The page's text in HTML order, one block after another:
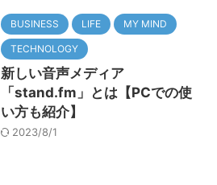
BUSINESS LIFE MY MIND
TECHNOLOGY
新しい音声メディア
「stand.fm」とは【PCでの使
い方も紹介】
2023/8/1